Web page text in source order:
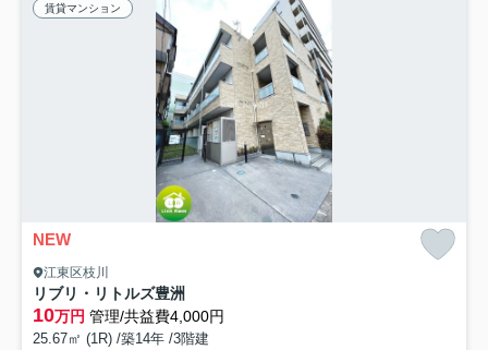
賃貸マンション
NEW
江東区枝川
リブリ・リトルズ豊洲
10万円 管理/共益費4,000円
25.67㎡ (1R) /築14年 /3階建